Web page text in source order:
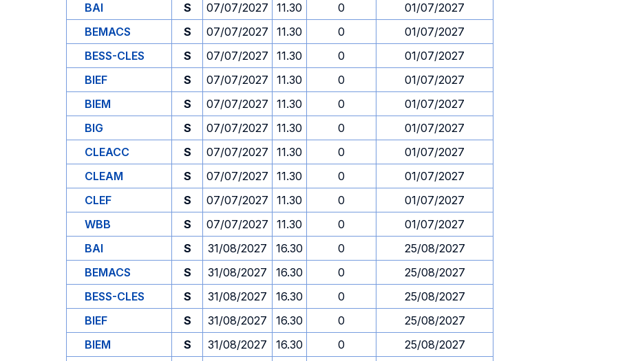
BAI
S 07/07/2027 11.30 0
01/07/2027
BEMACS
S 07/07/2027 11.30 0
01/07/2027
BESS-CLES
S 07/07/2027 11.30 0
01/07/2027
BIEF
S 07/07/2027 11.30 0
01/07/2027
BIEM
S 07/07/2027 11.30 0
01/07/2027
BIG
S 07/07/2027 11.30 0
01/07/2027
CLEACC
S 07/07/2027 11.30 0
01/07/2027
CLEAM
S 07/07/2027 11.30 0
01/07/2027
CLEF
S 07/07/2027 11.30 0
01/07/2027
WBB
S 07/07/2027 11.30 0
01/07/2027
BAI
S 31/08/2027 16.30 0
25/08/2027
BEMACS
S 31/08/2027 16.30 0
25/08/2027
BESS-CLES
S 31/08/2027 16.30 0
25/08/2027
BIEF
S 31/08/2027 16.30 0
25/08/2027
BIEM
S 31/08/2027 16.30 0
25/08/2027